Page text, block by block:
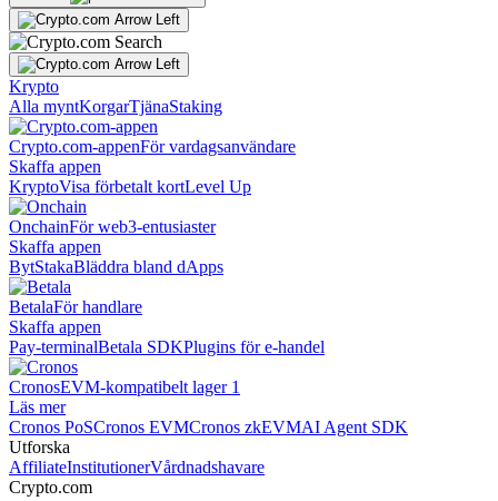
Krypto
Alla myntKorgarTjänaStaking
Crypto.com-appenFör vardagsanvändare
Skaffa appen
KryptoVisa förbetalt kortLevel Up
OnchainFör web3-entusiaster
Skaffa appen
BytStakaBläddra bland dApps
BetalaFör handlare
Skaffa appen
Pay-terminalBetala SDKPlugins för e-handel
CronosEVM-kompatibelt lager 1
Läs mer
Cronos PoSCronos EVMCronos zkEVMAI Agent SDK
Utforska
AffiliateInstitutionerVårdnadshavare
Crypto.com